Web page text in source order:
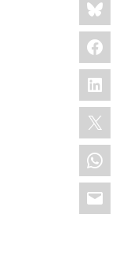
this:
X
Email